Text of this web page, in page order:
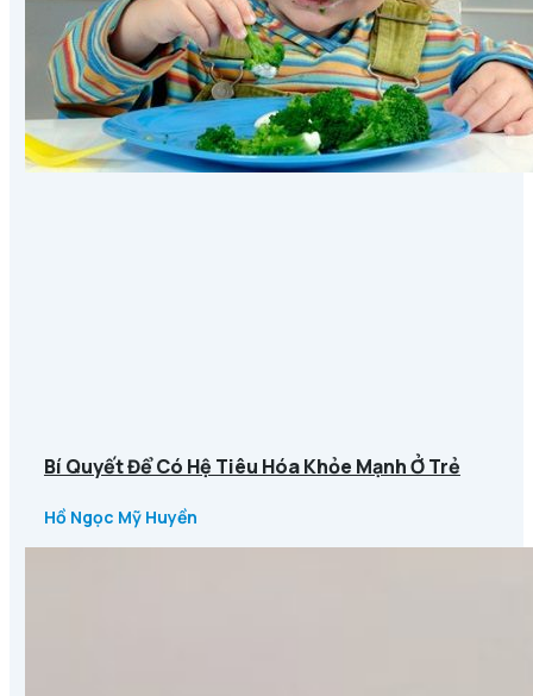
Bí Quyết Để Có Hệ Tiêu Hóa Khỏe Mạnh Ở Trẻ
Hồ Ngọc Mỹ Huyền